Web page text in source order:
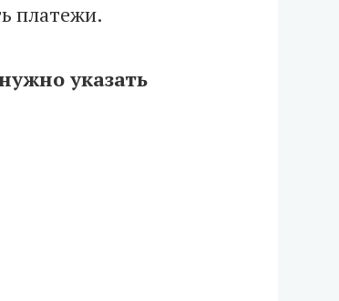
платежи.
указать